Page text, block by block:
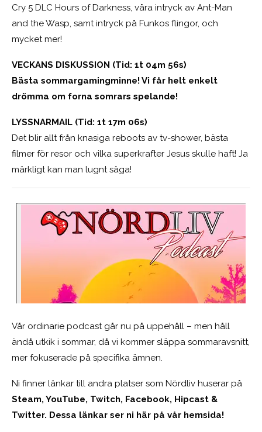
Cry 5 DLC Hours of Darkness, våra intryck av Ant-Man
and the Wasp, samt intryck på Funkos flingor, och
mycket mer!
VECKANS DISKUSSION (Tid: 1t 04m 56s)
Bästa sommargamingminne! Vi får helt enkelt
drömma om forna somrars spelande!
LYSSNARMAIL (Tid: 1t 17m 06s)
Det blir allt från knasiga reboots av tv-shower, bästa
filmer för resor och vilka superkrafter Jesus skulle haft! Ja
märkligt kan man lugnt säga!
Vår ordinarie podcast går nu på uppehåll – men håll
ändå utkik i sommar, då vi kommer släppa sommaravsnitt,
mer fokuserade på specifika ämnen.
Ni finner länkar till andra platser som Nördliv huserar på
Steam, YouTube, Twitch, Facebook, Hipcast &
Twitter. Dessa länkar ser ni här på vår hemsida!